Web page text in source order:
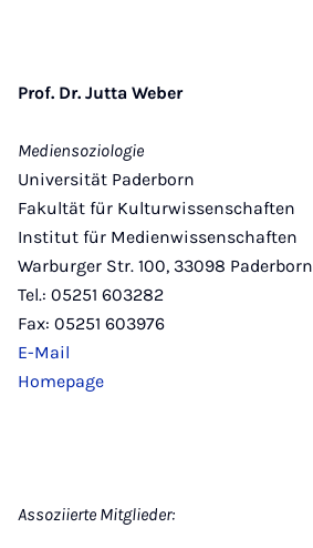
Prof. Dr. Jutta Weber
Mediensoziologie
Universität Paderborn
Fakultät für Kulturwissenschaften
Institut für Medienwissenschaften
Warburger Str. 100, 33098 Paderborn
Tel.: 05251 603282
Fax: 05251 603976
E-Mail
Homepage
Assoziierte Mitglieder: